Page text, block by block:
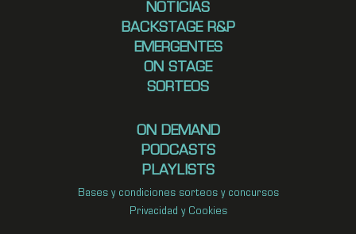
NOTICIAS
BACKSTAGE R&P
EMERGENTES
ON STAGE
SORTEOS
ON DEMAND
PODCASTS
PLAYLISTS
Bases y condiciones sorteos y concursos
Privacidad y Cookies